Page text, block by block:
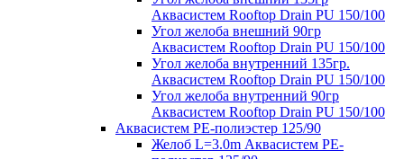
Аквасистем Rooftop Drain PU 150/100
Угол желоба внешний 90гр
Аквасистем Rooftop Drain PU 150/100
Угол желоба внутренний 135гр.
Аквасистем Rooftop Drain PU 150/100
Угол желоба внутренний 90гр
Аквасистем Rooftop Drain PU 150/100
Аквасистем PE-полиэстер 125/90
Желоб L=3.0m Аквасистем PE-